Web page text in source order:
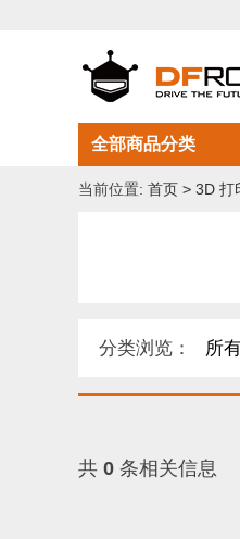
全部商品分类
当前位置: 首页 > 3D 打
分类浏览： 所
距离传感器 (54)
共 0 条相关信息